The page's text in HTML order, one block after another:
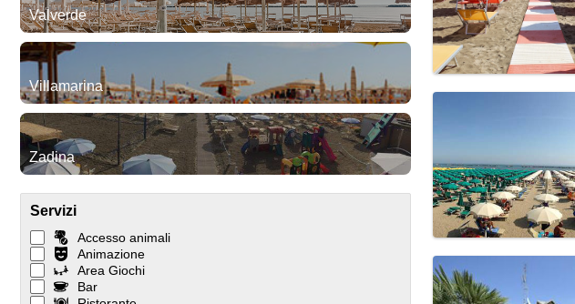
Valverde
Villamarina
Zadina
Servizi
Accesso animali
Animazione
Area Giochi
Bar